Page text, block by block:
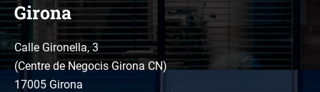
Girona
Calle Gironella, 3
(Centre de Negocis Girona CN)
17005 Girona